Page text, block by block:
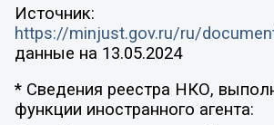
Источник:
https://minjust.gov.ru/ru/
данные на 13.05.2024
* Сведения реестра НКО,
функции иностранного агента: